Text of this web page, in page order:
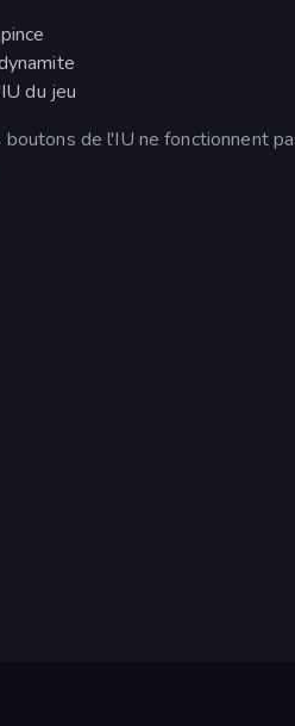
du jeu
de l'IU ne fonctionnent